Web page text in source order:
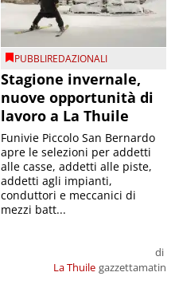
PUBBLIREDAZIONALI
Stagione invernale,
nuove opportunità di
lavoro a La Thuile
La Thuile
di
gazzettamatin
Funivie Piccolo San Bernardo
apre le selezioni per addetti
alle casse, addetti alle piste,
addetti agli impianti,
conduttori e meccanici di
mezzi batt...